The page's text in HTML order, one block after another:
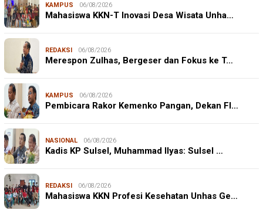
KAMPUS 06/08/2026
Mahasiswa KKN-T Inovasi Desa Wisata Unha…
REDAKSI 06/08/2026
Merespon Zulhas, Bergeser dan Fokus ke T…
KAMPUS 06/08/2026
Pembicara Rakor Kemenko Pangan, Dekan FI…
NASIONAL 06/08/2026
Kadis KP Sulsel, Muhammad Ilyas: Sulsel …
REDAKSI 06/08/2026
Mahasiswa KKN Profesi Kesehatan Unhas Ge…